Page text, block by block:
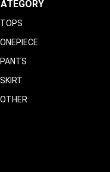
TOPS
ONEPIECE
PANTS
SKIRT
OTHER